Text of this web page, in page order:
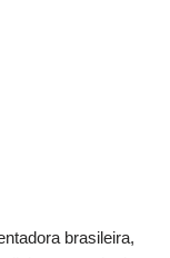
brasileira,